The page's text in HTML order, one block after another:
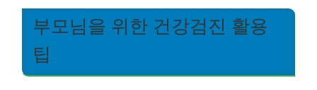
부모님을 위한 건강검진 활용
팁